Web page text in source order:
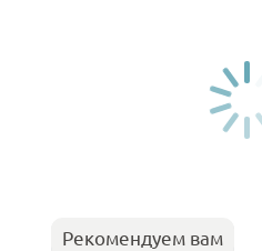
Рекомендуем вам